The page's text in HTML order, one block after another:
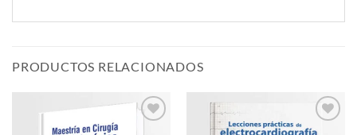
PRODUCTOS RELACIONADOS
Añadir